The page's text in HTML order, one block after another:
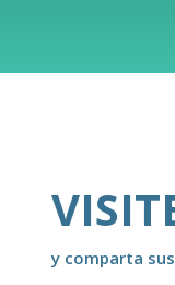
y comparta